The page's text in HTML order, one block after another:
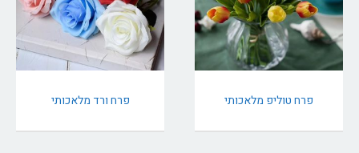
פרח טוליפ מלאכותי פרח ורד מלאכותי